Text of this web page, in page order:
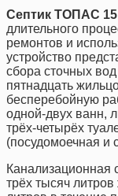
Септик ТОПАС 15
длительного
ремонтов и
устройство
сбора сточных
пятнадцать
бесперебойную
одной-двух ванн,
трёх-четырёх
(посудомоечная и
Канализационная
трёх тысяч